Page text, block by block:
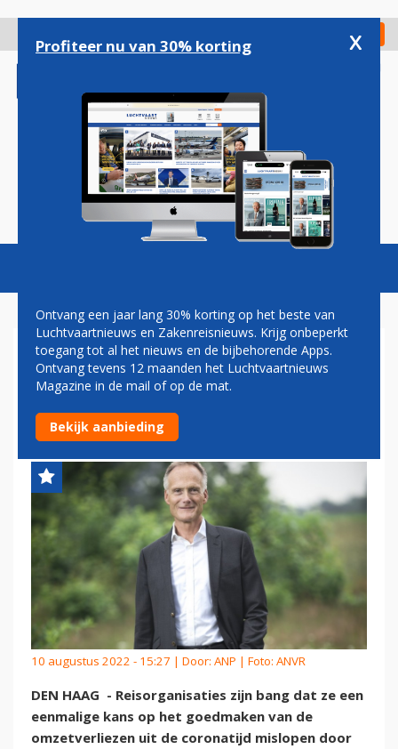
gaan
Check in
Magazine Podcasts Vacatures
REISORGANISATIES: INFLATIE
NIEUWE TEGENVALLER NA
CHAOS SCHIPHOL
10 augustus 2022 - 15:27 | Door: ANP | Foto: ANVR
DEN HAAG - Reisorganisaties zijn bang dat ze een
eenmalige kans op het goedmaken van de
omzetverliezen uit de coronatijd mislopen door
Profiteer nu van 30% korting x
Ontvang een jaar lang 30% korting op het beste van
Luchtvaartnieuws en Zakenreisnieuws. Krijg onbeperkt
toegang tot al het nieuws en de bijbehorende Apps.
Ontvang tevens 12 maanden het Luchtvaartnieuws
Magazine in de mail of op de mat.
Bekijk aanbieding